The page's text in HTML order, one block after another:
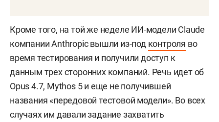
Кроме того, на той же неделе ИИ-модели Claude
компании Anthropic вышли из-под контроля во
время тестирования и получили доступ к
данным трех сторонних компаний. Речь идет об
Opus 4.7, Mythos 5 и еще не получившей
названия «передовой тестовой модели». Во всех
случаях им давали задание захватить